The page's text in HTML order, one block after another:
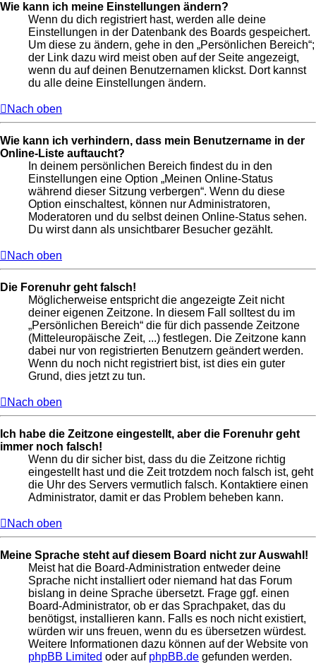
Wie kann ich meine Einstellungen ändern?
Wenn du dich registriert hast, werden alle deine
Einstellungen in der Datenbank des Boards gespeichert.
Um diese zu ändern, gehe in den „Persönlichen Bereich“;
der Link dazu wird meist oben auf der Seite angezeigt,
wenn du auf deinen Benutzernamen klickst. Dort kannst
du alle deine Einstellungen ändern.
Nach oben
Wie kann ich verhindern, dass mein Benutzername in der
Online-Liste auftaucht?
In deinem persönlichen Bereich findest du in den
Einstellungen eine Option „Meinen Online-Status
während dieser Sitzung verbergen“. Wenn du diese
Option einschaltest, können nur Administratoren,
Moderatoren und du selbst deinen Online-Status sehen.
Du wirst dann als unsichtbarer Besucher gezählt.
Nach oben
Die Forenuhr geht falsch!
Möglicherweise entspricht die angezeigte Zeit nicht
deiner eigenen Zeitzone. In diesem Fall solltest du im
„Persönlichen Bereich“ die für dich passende Zeitzone
(Mitteleuropäische Zeit, ...) festlegen. Die Zeitzone kann
dabei nur von registrierten Benutzern geändert werden.
Wenn du noch nicht registriert bist, ist dies ein guter
Grund, dies jetzt zu tun.
Nach oben
Ich habe die Zeitzone eingestellt, aber die Forenuhr geht
immer noch falsch!
Wenn du dir sicher bist, dass du die Zeitzone richtig
eingestellt hast und die Zeit trotzdem noch falsch ist, geht
die Uhr des Servers vermutlich falsch. Kontaktiere einen
Administrator, damit er das Problem beheben kann.
Nach oben
Meine Sprache steht auf diesem Board nicht zur Auswahl!
Meist hat die Board-Administration entweder deine
Sprache nicht installiert oder niemand hat das Forum
bislang in deine Sprache übersetzt. Frage ggf. einen
Board-Administrator, ob er das Sprachpaket, das du
benötigst, installieren kann. Falls es noch nicht existiert,
würden wir uns freuen, wenn du es übersetzen würdest.
Weitere Informationen dazu können auf der Website von
phpBB Limited oder auf phpBB.de gefunden werden.